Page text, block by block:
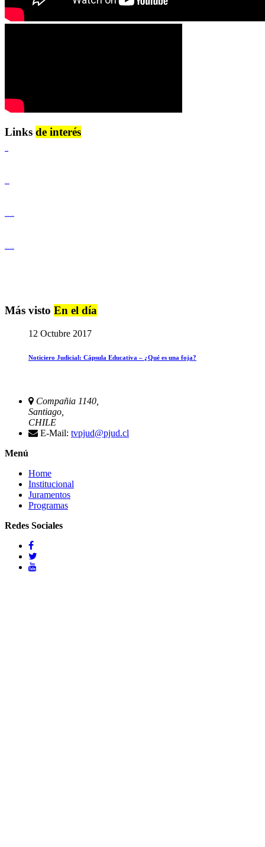
Links de interés
Más visto En el día
12 Octubre 2017
Noticiero Judicial: Cápsula Educativa – ¿Qué es una foja?
Compañia 1140,
Santiago,
CHILE
E-Mail: tvpjud@pjud.cl
Menú
Home
Institucional
Juramentos
Programas
Redes Sociales